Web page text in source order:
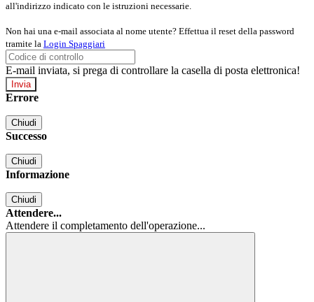
all'indirizzo indicato con le istruzioni necessarie.
Non hai una e-mail associata al nome utente? Effettua il reset della password
tramite la Login Spaggiari
E-mail inviata, si prega di controllare la casella di posta elettronica!
Errore
Chiudi
Successo
Chiudi
Informazione
Chiudi
Attendere...
Attendere il completamento dell'operazione...